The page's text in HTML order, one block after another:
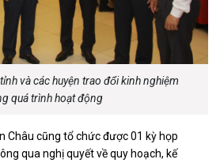
và các huyện trao đổi kinh nghiệm
quá trình hoạt động
Châu cũng tổ chức được 01 kỳ họp
qua nghị quyết về quy hoạch, kế